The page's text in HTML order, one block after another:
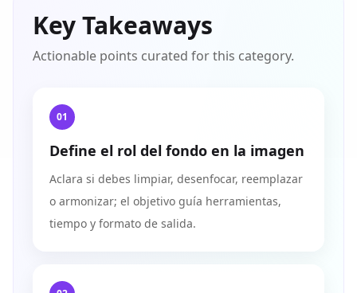
Key Takeaways
Actionable points curated for this category.
01
Define el rol del fondo en la imagen
Aclara si debes limpiar, desenfocar, reemplazar
o armonizar; el objetivo guía herramientas,
tiempo y formato de salida.